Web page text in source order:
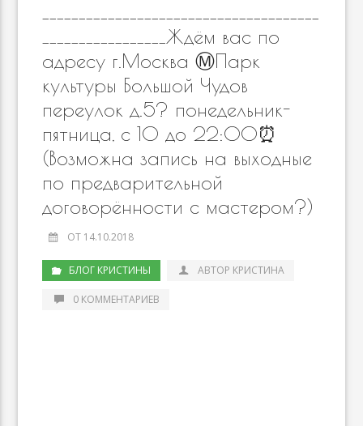
_________________Ждём вас по
адресу г.Москва Ⓜ️Парк
культуры Большой Чудов
переулок д.5? понедельник-
пятница, с 10 до 22:00⏰
(Возможна запись на выходные
по предварительной
договорённости с мастером?)
ОТ 14.10.2018
БЛОГ КРИСТИНЫ АВТОР КРИСТИНА
0 КОММЕНТАРИЕВ